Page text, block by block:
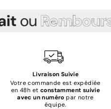
Remboursé
Livraison Suivie
Votre commande est expédiée
en 48h et constamment suivie
avec un numéro par notre
équipe.